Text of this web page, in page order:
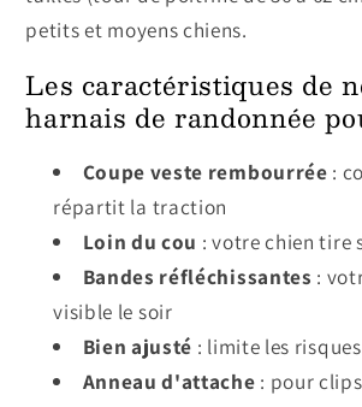
petits et moyens chiens.
Les caractéristiques de
harnais de randonnée
Coupe veste rembourrée :
répartit la traction
Loin du cou : votre chien tire
Bandes réfléchissantes :
visible le soir
Bien ajusté : limite les
Anneau d'attache : pour